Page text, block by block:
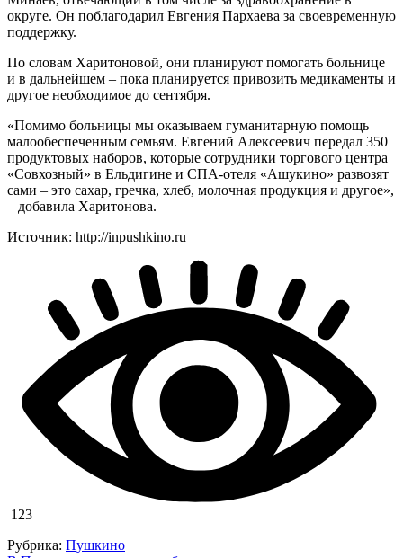
округе. Он поблагодарил Евгения Пархаева за своевременную
поддержку.
По словам Харитоновой, они планируют помогать больнице
и в дальнейшем – пока планируется привозить медикаменты и
другое необходимое до сентября.
«Помимо больницы мы оказываем гуманитарную помощь
малообеспеченным семьям. Евгений Алексеевич передал 350
продуктовых наборов, которые сотрудники торгового центра
«Совхозный» в Ельдигине и СПА-отеля «Ашукино» развозят
сами – это сахар, гречка, хлеб, молочная продукция и другое»,
– добавила Харитонова.
Источник: http://inpushkino.ru
123
Рубрика: Пушкино